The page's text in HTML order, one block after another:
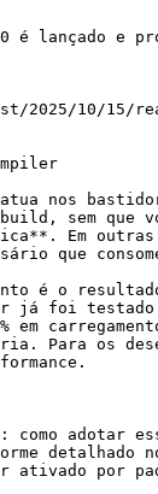
lançado e
10/15/
atua nos
sem
Em
que
é o
já foi
em
Para os
adotar
ativado por